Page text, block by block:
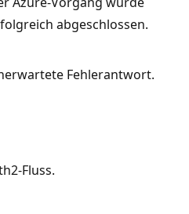
abgeschlossen.
Fehlerantwort.
Fluss.